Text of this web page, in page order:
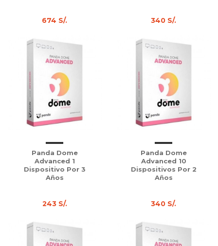
674 S/. 340 S/.
Panda Dome
Advanced 1
Dispositivo Por 3
Años
243 S/.
Panda Dome
Advanced 10
Dispositivos Por 2
Años
340 S/.